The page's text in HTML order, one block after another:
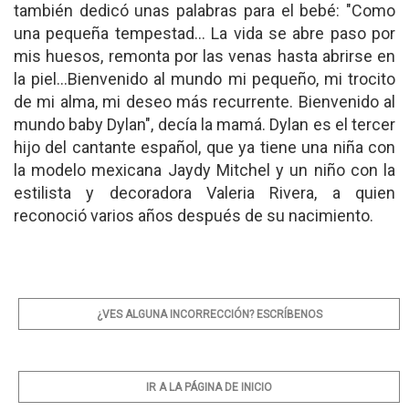
también dedicó unas palabras para el bebé: "Como
una pequeña tempestad... La vida se abre paso por
mis huesos, remonta por las venas hasta abrirse en
la piel...Bienvenido al mundo mi pequeño, mi trocito
de mi alma, mi deseo más recurrente. Bienvenido al
mundo baby Dylan", decía la mamá. Dylan es el tercer
hijo del cantante español, que ya tiene una niña con
la modelo mexicana Jaydy Mitchel y un niño con la
estilista y decoradora Valeria Rivera, a quien
reconoció varios años después de su nacimiento.
¿VES ALGUNA INCORRECCIÓN? ESCRÍBENOS
IR A LA PÁGINA DE INICIO